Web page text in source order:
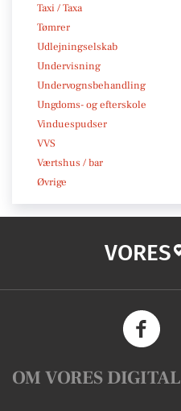
Taxi / Taxa
Tømrer
Udlejningselskab
Undervisning
Undervognsbehandling
Ungdoms- og efterskole
Vinduespudser
VVS
Værtshus / bar
Øvrige
VORES
OM VORES DIGITAL